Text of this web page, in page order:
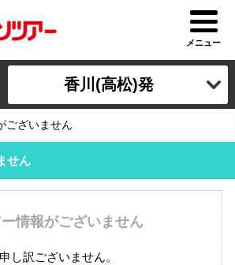
メニュー
香川(高松)発
ございません
せん
情報がございません
申し訳ございません。